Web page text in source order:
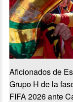
Aficionados de
Grupo H de la
FIFA 2026 ante